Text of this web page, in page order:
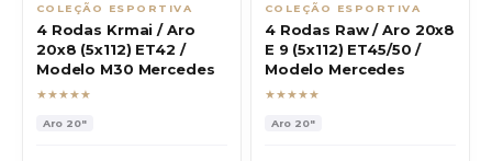
COLEÇÃO ESPORTIVA
4 Rodas Krmai / Aro
20x8 (5x112) ET42 /
Modelo M30 Mercedes
★★★★★
Aro 20"
COLEÇÃO ESPORTIVA
4 Rodas Raw / Aro 20x8
E 9 (5x112) ET45/50 /
Modelo Mercedes
★★★★★
Aro 20"